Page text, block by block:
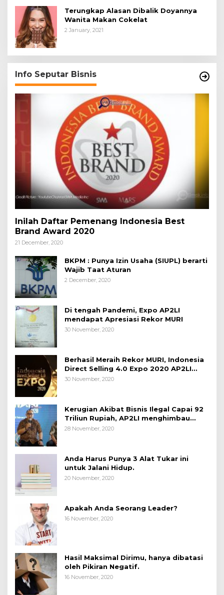
Terungkap Alasan Dibalik Doyannya
Wanita Makan Cokelat
2 January, 2021
Info Seputar Bisnis
Inilah Daftar Pemenang Indonesia Best
Brand Award 2020
21 December, 2020
BKPM : Punya Izin Usaha (SIUPL) berarti
Wajib Taat Aturan
2 December, 2020
Di tengah Pandemi, Expo AP2LI
mendapat Apresiasi Rekor MURI
30 November, 2020
Berhasil Meraih Rekor MURI, Indonesia
Direct Selling 4.0 Expo 2020 AP2LI
berakhir sangat memuaskan
30 November, 2020
Kerugian Akibat Bisnis Ilegal Capai 92
Triliun Rupiah, AP2LI menghimbau
masyarakat Waspada.
28 November, 2020
Anda Harus Punya 3 Alat Tukar ini
untuk Jalani Hidup.
20 November, 2020
Apakah Anda Seorang Leader?
16 November, 2020
Hasil Maksimal Dirimu, hanya dibatasi
oleh Pikiran Negatif.
16 November, 2020